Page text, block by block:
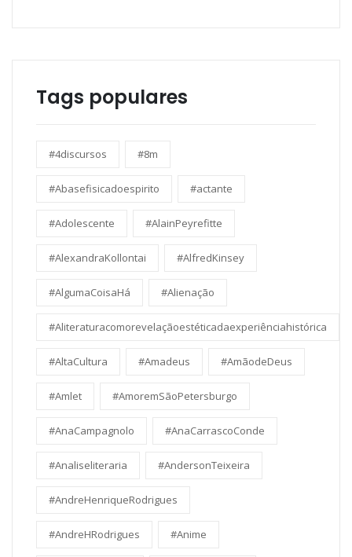
Tags populares
#4discursos #8m
#Abasefisicadoespirito #actante
#Adolescente #AlainPeyrefitte
#AlexandraKollontai #AlfredKinsey
#AlgumaCoisaHá #Alienação
#Aliteraturacomorevelaçãoestéticadaexperiênciahistórica
#AltaCultura #Amadeus #AmãodeDeus
#Amlet #AmoremSãoPetersburgo
#AnaCampagnolo #AnaCarrascoConde
#Analiseliteraria #AndersonTeixeira
#AndreHenriqueRodrigues
#AndreHRodrigues #Anime